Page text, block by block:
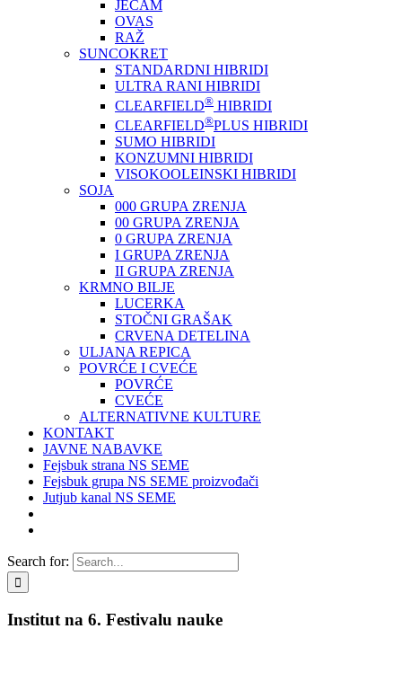
JEČAM
OVAS
RAŽ
SUNCOKRET
STANDARDNI HIBRIDI
ULTRA RANI HIBRIDI
CLEARFIELD® HIBRIDI
CLEARFIELD®PLUS HIBRIDI
SUMO HIBRIDI
KONZUMNI HIBRIDI
VISOKOOLEINSKI HIBRIDI
SOJA
000 GRUPA ZRENJA
00 GRUPA ZRENJA
0 GRUPA ZRENJA
I GRUPA ZRENJA
II GRUPA ZRENJA
KRMNO BILJE
LUCERKA
STOČNI GRAŠAK
CRVENA DETELINA
ULJANA REPICA
POVRĆE I CVEĆE
POVRĆE
CVEĆE
ALTERNATIVNE KULTURE
KONTAKT
JAVNE NABAVKE
Fejsbuk strana NS SEME
Fejsbuk grupa NS SEME proizvođači
Jutjub kanal NS SEME
Search for:
Institut na 6. Festivalu nauke